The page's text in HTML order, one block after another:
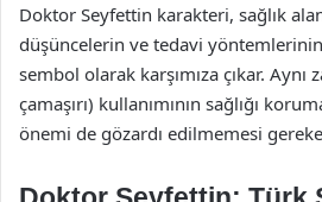
Doktor Seyfettin karakteri, sağlık
düşüncelerin ve tedavi
sembol olarak karşımıza çıkar. Aynı
çamaşırı) kullanımının sağlığı
önemi de gözardı edilmemesi